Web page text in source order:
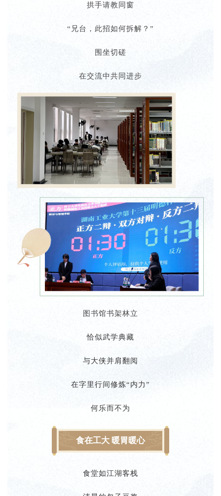
拱手请教同窗
“兄台，此招如何拆解？”
围坐切磋
在交流中共同进步
图书馆书架林立
恰似武学典藏
与大侠并肩翻阅
在字里行间修炼“内力”
何乐而不为
食在工大 暖胃暖心
食堂如江湖客栈